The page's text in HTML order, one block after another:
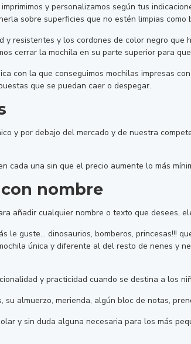
y personalizamos según tus
sobre superficies que no estén limpias como
y resistentes y los cordones de color negro
cerrar la mochila en su parte superior para
con la que conseguimos mochilas impresas
que se puedan caer o despegar.
y por debajo del mercado y de nuestra
cada una sin que el precio aumente lo más
nombre
añadir cualquier nombre o texto que desees,
le guste... dinosaurios, bomberos, princesas!!!
única y diferente al del resto de nenes y
y practicidad cuando se destina a los
almuerzo, merienda, algún bloc de notas,
y sin duda alguna necesaria para los más